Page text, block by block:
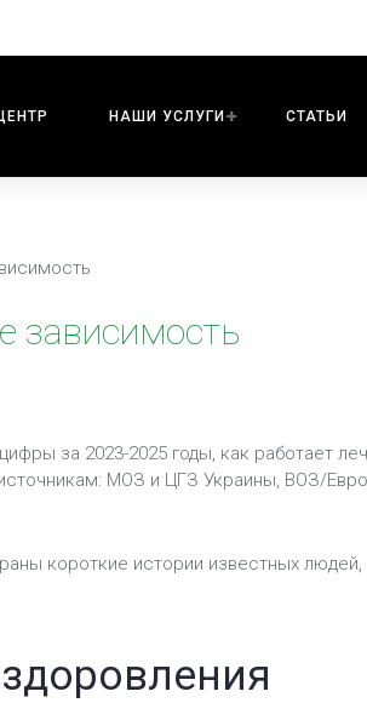
НАШИ УСЛУГИ СТАТЬИ
зависимость
за 2023-2025 годы, как работает
МОЗ и ЦГЗ Украины, ВОЗ/
короткие истории известных